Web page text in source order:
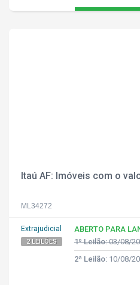
Itaú AF: Imóveis com o
ML34272
Extrajudicial
2 LEILÕES
ABERTO PARA
1º Leilão:03/08/
2ª Leilão: 10/08/